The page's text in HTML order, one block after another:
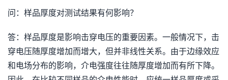
问：样品厚度对测试结果有何影响？
答：样品厚度是影响击穿电压的重要因素。一般情况下，击
穿电压随厚度增加而增大，但并非线性关系。由于边缘效应
和电场分布的影响，介电强度往往随厚度增加而有所下降。